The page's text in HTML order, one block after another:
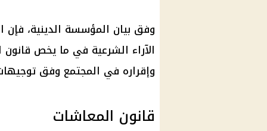
وفق بيان المؤسسة الدينية، فإن
الآراء الشرعية في ما يخص قانون
وإقراره في المجتمع وفق
قانون المعاشات